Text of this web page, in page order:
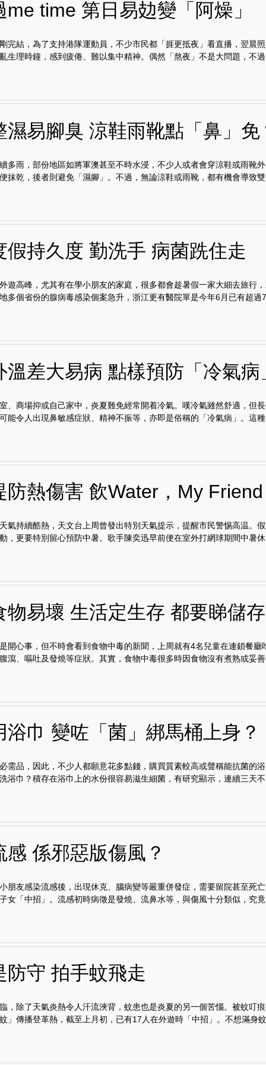
me time 第日易攰變「阿燥」
完結，為了支持港隊運動員，不少市民都「捱更抵夜」看直播，翌晨
生理時鐘，感到疲倦、難以集中精神。偶然「熬夜」不是大問題，不
濕易腳臭 涼鞋雨靴點「鼻」免
多雨，部份地區如將軍澳甚至不時水浸，不少人或者會穿涼鞋或雨靴
抹乾，後者則避免「濕腳」。不過，無論涼鞋或雨靴，都有機會導致
假持久度 勤洗手 病菌跣住走
遊高峰，尤其有在學小朋友的家庭，很多都會趁暑假一家大細去旅行
多個省份的腺病毒感染個案急升，浙江更有醫院單是今年6月已有超過
溫差大易病 點樣預防「冷氣病
、商場抑或自己家中，炎夏難免經常開着冷氣。嘆冷氣雖然舒適，但
能令人出現鼻敏感症狀、精神不振等，亦即是俗稱的「冷氣病」。這
防熱傷害 飲Water，My Friend
氣持續酷熱，天文台上周曾發出特別天氣提示，提醒市民警惕高温。
，更要特別留心預防中暑。歌手陳奕迅早前便在室外打網球期間中暑
物易壞 生活定生存 都要睇儲存
開心事，但不時會看到食物中毒的新聞，上周就有4名兒童在連鎖餐廳
瀉、嘔吐及發燒等症狀。其實，食物中毒很多時因食物沒有煮熟或妥
浴巾 變咗「菌」綁馬桶上身？
需品，因此，不少人都願意花多點錢，購買質素較高或聲稱能抗菌的
浴巾？積存在浴巾上的水份很容易滋生細菌，有研究顯示，連續三天
感 係邪惡版傷風？
朋友感染流感後，出現休克、腦病變等嚴重併發症，需要留院甚至死
女「中招」。流感初時病徵是發燒、流鼻水等，與傷風十分類似，究
防守 拍手蚊飛走
，除了天氣炎熱令人汗流浹背，蚊患也是炎夏的另一個苦惱。被蚊叮
」傳播登革熱，截至上月初，已有17人在外遊時「中招」。不想滿身